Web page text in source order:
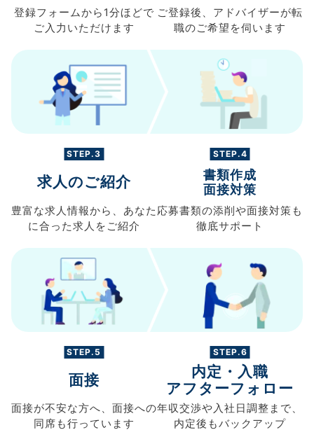
登録フォームから 1分ほどで
ご入力 いただけます
ご登録後、 アドバイザーが転
職のご希望を伺います
STEP.3
求人のご紹介
豊富な求人情報から、 あなた
に合った求人を ご紹介
STEP.4
書類作成
面接対策
応募書類の添削や面接対策も
徹底サポート
STEP.5
面接
面接が不安な方へ、 面接への
同席も行っています
STEP.6
内定・入職
アフターフォロー
年収交渉や入社日調整まで、
内定後もバックアップ